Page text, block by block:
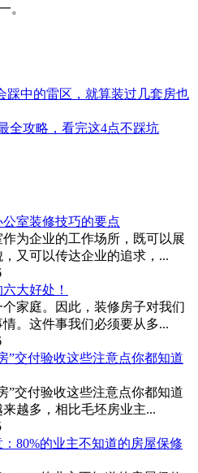
。
踩中的雷区，就算装过几套房也
全攻略，看完这4点不踩坑
室装修技巧的要点
为企业的工作场所，既可以展
又可以传达企业的追求，...
大好处！
家庭。因此，装修房子对我们
。这件事我们必须要从多...
”交付验收这些注意点你都知道
”交付验收这些注意点你都知道
越多，相比毛坯房业主...
80%的业主不知道的房屋保修